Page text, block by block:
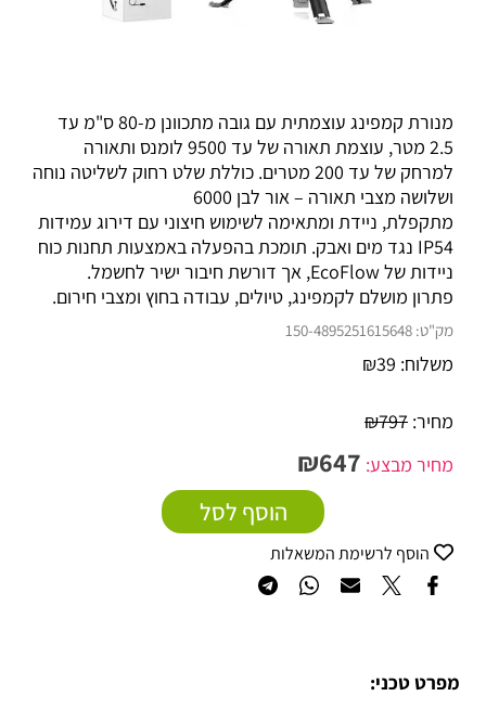
מנורת קמפינג עוצמתית עם גובה מתכוונן מ-80 ס"מ עד
2.5 מטר, עוצמת תאורה של עד 9500 לומנס ותאורה
למרחק של עד 200 מטרים. כוללת שלט רחוק לשליטה נוחה
ושלושה מצבי תאורה – אור לבן 6000
מתקפלת, ניידת ומתאימה לשימוש חיצוני עם דירוג עמידות
IP54 נגד מים ואבק. תומכת בהפעלה באמצעות תחנות כוח
ניידות של EcoFlow, אך דורשת חיבור ישיר לחשמל.
פתרון מושלם לקמפינג, טיולים, עבודה בחוץ ומצבי חירום.
מק"ט: 150-4895251615648
משלוח: ₪39
מחיר: ₪797
מחיר מבצע:
₪647
הוסף לסל
הוסף לרשימת המשאלות
מפרט טכני: